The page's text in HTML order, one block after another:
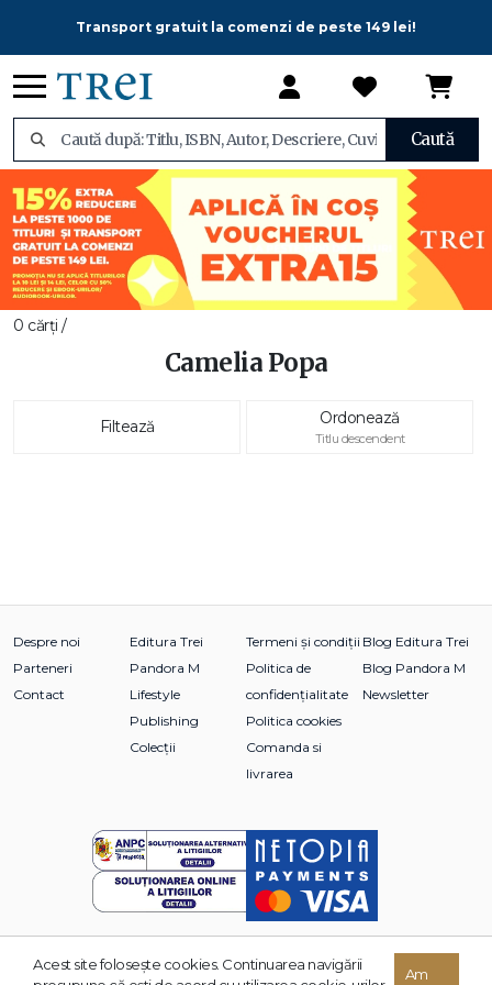
Transport gratuit la comenzi de peste 149 lei!
Caută
0 cărți /
Camelia Popa
Filtează Ordonează
Titlu descendent
Despre noi
Parteneri
Contact
Editura Trei
Pandora M
Lifestyle
Publishing
Colecții
Termeni și condiții
Politica de
confidențialitate
Politica cookies
Comanda si
livrarea
Blog Editura Trei
Blog Pandora M
Newsletter
© 2026 Grupul Editorial TREI. Toate drepturile rezervate.
Acest site foloseşte cookies. Continuarea navigării
Am